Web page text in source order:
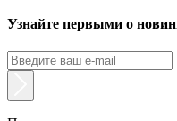
Узнайте первыми о